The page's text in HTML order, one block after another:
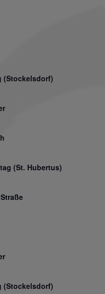
(Stockelsdorf)
(St. Hubertus)
(Stockelsdorf)